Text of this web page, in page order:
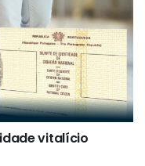
vitalício